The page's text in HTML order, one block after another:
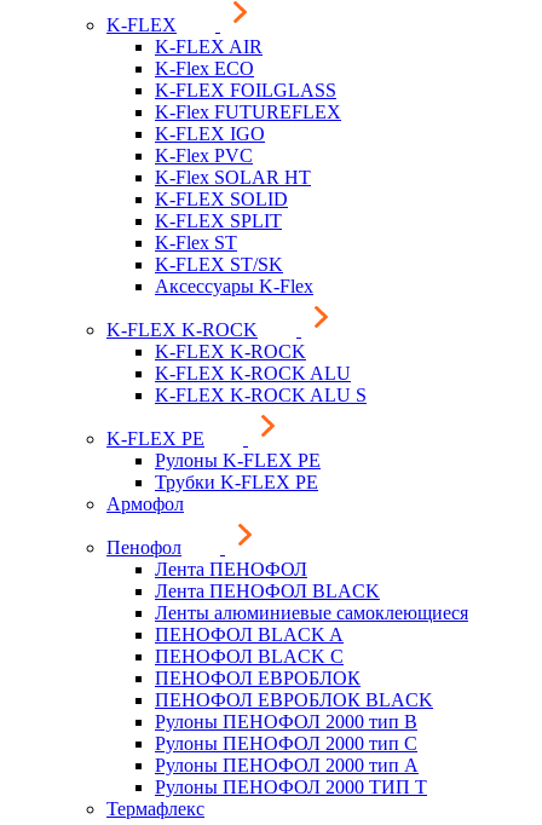
K-FLEX
K-FLEX AIR
K-Flex ECO
K-FLEX FOILGLASS
K-Flex FUTUREFLEX
K-FLEX IGO
K-Flex PVC
K-Flex SOLAR HT
K-FLEX SOLID
K-FLEX SPLIT
K-Flex ST
K-FLEX ST/SK
Аксессуары K-Flex
K-FLEX K-ROCK
K-FLEX K-ROCK
K-FLEX K-ROCK ALU
K-FLEX K-ROCK ALU S
K-FLEX PE
Рулоны K-FLEX PE
Трубки K-FLEX PE
Армофол
Пенофол
Лента ПЕНОФОЛ
Лента ПЕНОФОЛ BLACK
Ленты алюминиевые самоклеющиеся
ПЕНОФОЛ BLACK A
ПЕНОФОЛ BLACK С
ПЕНОФОЛ ЕВРОБЛОК
ПЕНОФОЛ ЕВРОБЛОК BLACK
Рулоны ПЕНОФОЛ 2000 тип B
Рулоны ПЕНОФОЛ 2000 тип C
Рулоны ПЕНОФОЛ 2000 тип А
Рулоны ПЕНОФОЛ 2000 ТИП Т
Термафлекс